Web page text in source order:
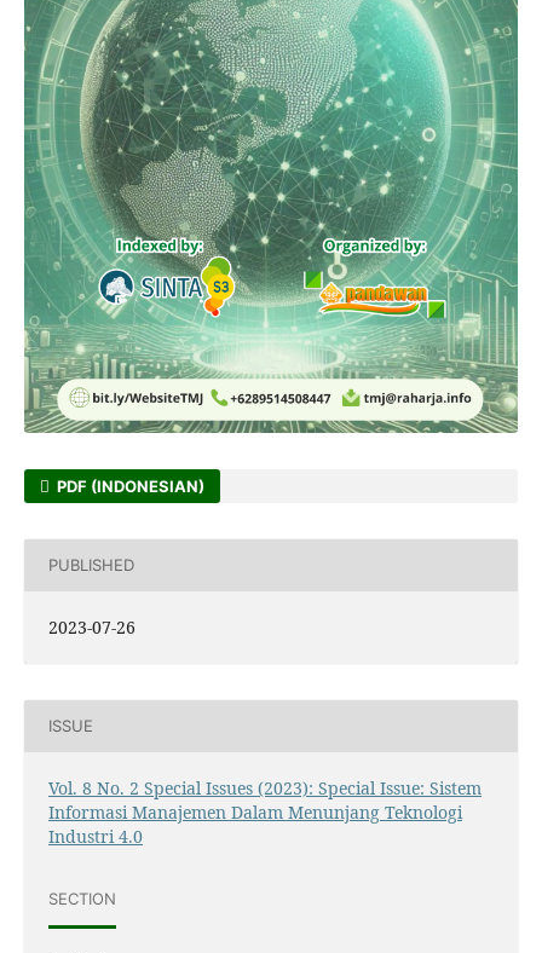
PDF (INDONESIAN)
PUBLISHED
2023-07-26
ISSUE
Vol. 8 No. 2 Special Issues (2023): Special Issue: Sistem
Informasi Manajemen Dalam Menunjang Teknologi
Industri 4.0
SECTION